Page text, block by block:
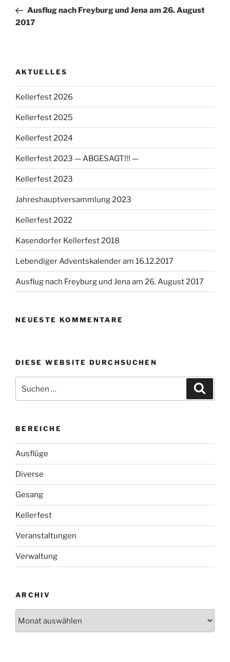
Beitrag
Ausflug nach Freyburg und Jena am 26. August
2017
AKTUELLES
Kellerfest 2026
Kellerfest 2025
Kellerfest 2024
Kellerfest 2023 — ABGESAGT!!! —
Kellerfest 2023
Jahreshauptversammlung 2023
Kellerfest 2022
Kasendorfer Kellerfest 2018
Lebendiger Adventskalender am 16.12.2017
Ausflug nach Freyburg und Jena am 26. August 2017
NEUESTE KOMMENTARE
DIESE WEBSITE DURCHSUCHEN
nach:
BEREICHE
Ausflüge
Diverse
Gesang
Kellerfest
Veranstaltungen
Verwaltung
ARCHIV